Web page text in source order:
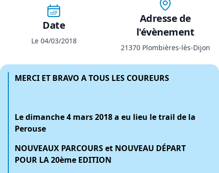
Date
Le 04/03/2018
Adresse de
l'évènement
21370 Plombières-lès-Dijon
MERCI ET BRAVO A TOUS LES COUREURS
Le dimanche4 mars2018a eu lieu le trail de la
Perouse
NOUVEAUX PARCOURS et NOUVEAU DÉPART
POUR LA 20ème EDITION